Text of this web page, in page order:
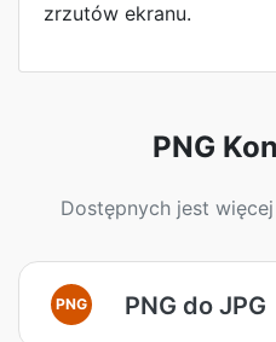
zrzutów ekranu.
PNG
Dostępnych jest
PNG PNG do JPG